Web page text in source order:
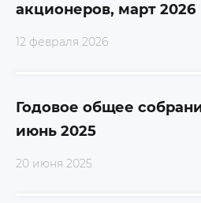
акционеров, март 2026
12 февраля 2026
Годовое общее
июнь 2025
20 июня 2025